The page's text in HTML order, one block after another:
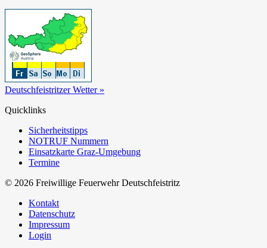
Deutschfeistritzer Wetter »
Quicklinks
Sicherheitstipps
NOTRUF Nummern
Einsatzkarte Graz-Umgebung
Termine
© 2026 Freiwillige Feuerwehr Deutschfeistritz
Kontakt
Datenschutz
Impressum
Login